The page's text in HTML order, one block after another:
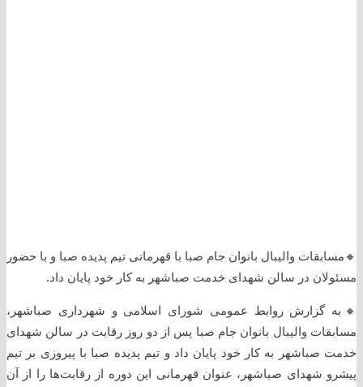
🔸️مسابقات والیبال بانوان جام صبا با قهرمانی تیم پدیده صبا و با حضور
مسئولان در سالن شهدای خدمت صباشهر به کار خود پایان داد.
🔸️به گزارش روابط عمومی شورای اسلامی و شهرداری صباشهر،
مسابقات والیبال بانوان جام صبا پس از دو روز رقابت در سالن شهدای
خدمت صباشهر به کار خود پایان داد و تیم پدیده صبا با پیروزی بر تیم
پیشرو شهدای صباشهر، عنوان قهرمانی این دوره از رقابت‌ها را از آن